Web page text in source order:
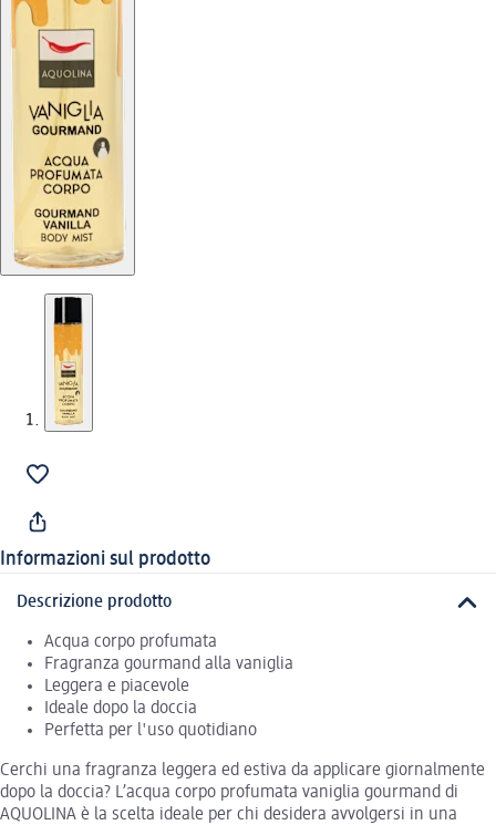
Informazioni sul prodotto
Descrizione prodotto
Acqua corpo profumata
Fragranza gourmand alla vaniglia
Leggera e piacevole
Ideale dopo la doccia
Perfetta per l'uso quotidiano
Cerchi una fragranza leggera ed estiva da applicare giornalmente
dopo la doccia? L’acqua corpo profumata vaniglia gourmand di
AQUOLINA è la scelta ideale per chi desidera avvolgersi in una